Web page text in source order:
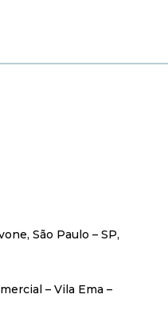
São Paulo – SP,
– Vila Ema –